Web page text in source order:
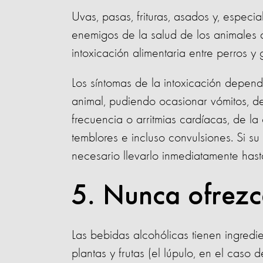
Uvas, pasas, frituras, asados ​​y,
enemigos de la salud de los animales
intoxicación alimentaria entre perros
Los síntomas de la intoxicación
animal, pudiendo ocasionar vómitos,
frecuencia o arritmias cardíacas, de
temblores e incluso convulsiones. Si
necesario llevarlo inmediatamente
5. Nunca
Las bebidas alcohólicas tienen
plantas y frutas (el lúpulo, en el caso